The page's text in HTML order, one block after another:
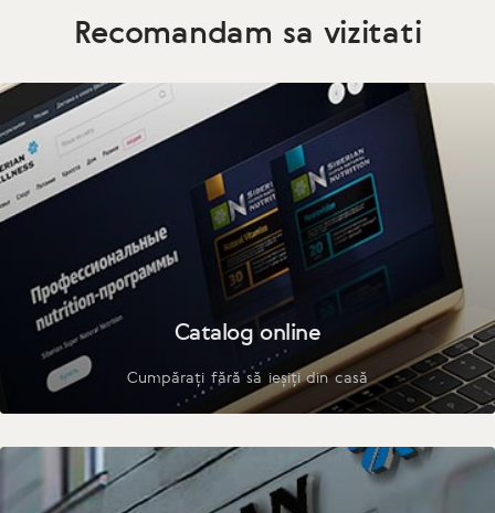
Recomandam sa vizitati
Catalog online
Cumpărați fără să ieșiți din casă